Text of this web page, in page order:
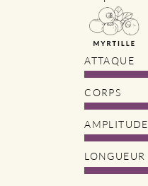
ATTAQUE
CORPS
AMPLITUDE
LONGUEUR